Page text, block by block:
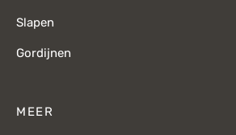
Slapen
Gordijnen
MEER